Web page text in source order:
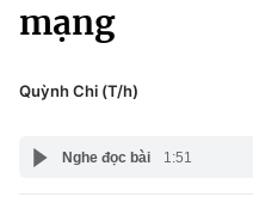
Xã hội
Pháp luật
Y tế
Văn hóa - Giải trí
Y tế
Công nghệ
mạng
Quỳnh Chi (T/h)
Nghe đọc bài 1:51